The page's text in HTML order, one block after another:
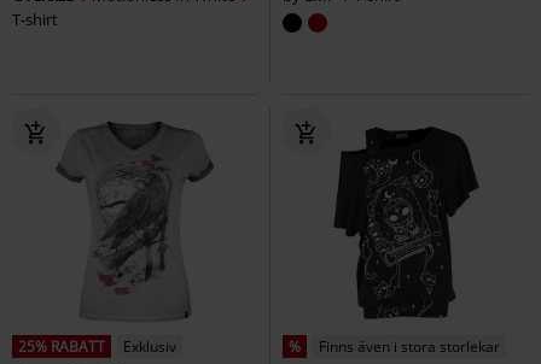
T-shirt
25% RABATT
Exklusiv
% Finns även i stora storlekar